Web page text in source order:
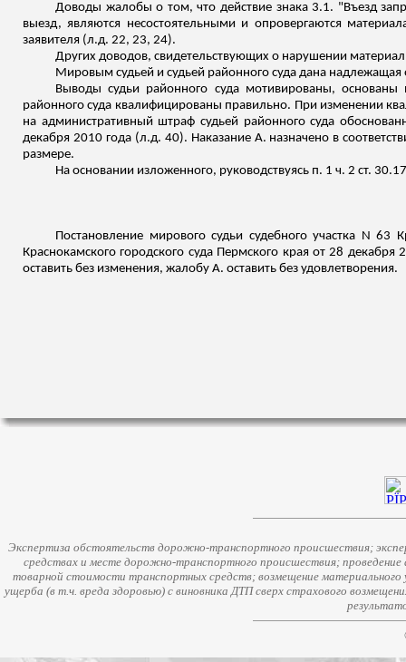
Доводы жалобы о том, что действие знака 3.1. "Въезд
выезд, являются несостоятельными и опровергаются
заявителя (л.д. 22, 23, 24).
Других доводов, свидетельствующих о нарушении
Мировым судьей и судьей районного суда дана надлежащая
Выводы судьи районного суда мотивированы,
районного суда квалифицированы правильно. При изменении
на административный штраф судьей районного суда
декабря 2010 года (л.д. 40). Наказание А. назначено в
размере.
На основании изложенного, руководствуясь п. 1 ч. 2 ст.
Постановление мирового судьи судебного участка N 63
Краснокамского городского суда Пермского края от 28
оставить без изменения, жалобу А. оставить без удовлетворения.
Экспертиза обстоятельств дорожно-транспортного происшествия;
средствах и месте дорожно-транспортного происшествия;
товарной стоимости транспортных средств; возмещение
ущерба (в т.ч. вреда здоровью) с виновника ДТП сверх страхового